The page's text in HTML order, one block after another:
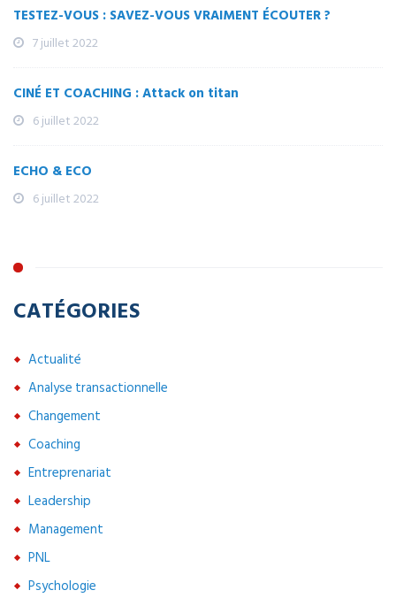
TESTEZ-VOUS : SAVEZ-VOUS VRAIMENT ÉCOUTER ?
7 juillet 2022
CINÉ ET COACHING : Attack on titan
6 juillet 2022
ECHO & ECO
6 juillet 2022
CATÉGORIES
Actualité
Analyse transactionnelle
Changement
Coaching
Entreprenariat
Leadership
Management
PNL
Psychologie